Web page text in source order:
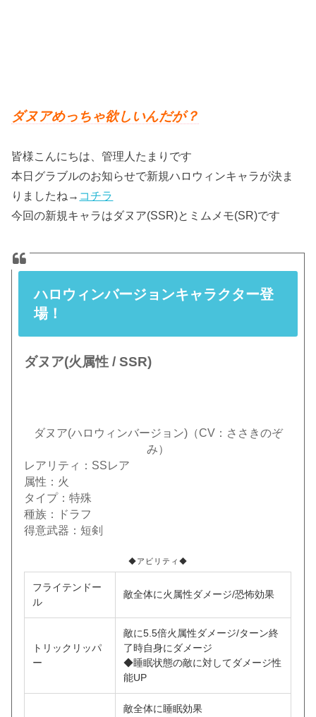
ダヌアめっちゃ欲しいんだが？
皆様こんにちは、管理人たまりです
本日グラブルのお知らせで新規ハロウィンキャラが決ま
りましたね→ コチラ
今回の新規キャラはダヌア(SSR)とミムメモ(SR)です
ハロウィンバージョンキャラクター登
場！
ダヌア(火属性 / SSR)
ダヌア(ハロウィンバージョン)（CV：ささきのぞ
み）
レアリティ：SSレア
属性：火
タイプ：特殊
種族：ドラフ
得意武器：短剣
◆アビリティ◆
フライテンドー
ル
敵全体に火属性ダメージ/恐怖効果
トリックリッパ
ー
敵に5.5倍火属性ダメージ/ターン終
了時自身にダメージ
◆睡眠状態の敵に対してダメージ性
能UP
敵全体に睡眠効果